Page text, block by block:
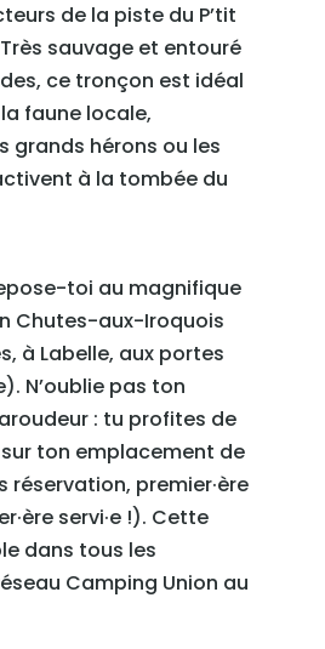
de la piste du P’tit
sauvage et entouré
ce tronçon est idéal
faune locale,
grands hérons ou les
à la tombée du
toi au magnifique
Chutes-aux-Iroquois
à Labelle, aux portes
N’oublie pas ton
: tu profites de
sur ton emplacement de
réservation, premier·ère
servi·e !). Cette
dans tous les
Camping Union au